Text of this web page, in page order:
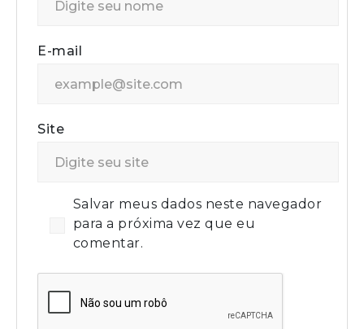
E-mail
Site
Salvar meus dados neste navegador
para a próxima vez que eu
comentar.